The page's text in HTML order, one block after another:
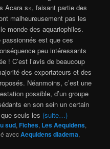
Acara s», faisant partie des
malheureusement pas les
monde des aquariophiles.
passionnés est que ces
peu intéressants
! C’est l’avis de beaucoup
des exportateurs et des
Néanmoins, c’est une
possible, d’un groupe
en son sein un certain
seuls les (suite…)
sud,Fiches, Les Aequidens,
avecAequidens diadema,